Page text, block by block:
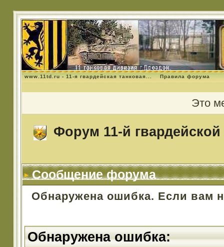
www.11td.ru - 11-я гвардейская танковая... Правила форума
Это
Форум 11-й гвардейской
Сообщение форума
Обнаружена ошибка. Если вам
Обнаружена ошибка: